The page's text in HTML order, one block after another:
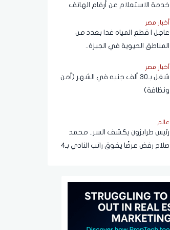
خدمة الاستعلام عن أرقام الهاتف
المحمول المسجلة باسم المستخدم
عبر تطبيق My NTRA
أخبار مصر
عاجل | قطع المياه غدا بعدد من
المناطق الحيوية في الجيزة..
احتياجاتهم
أخبار مصر
شغل بـ30 ألف جنيه في الشهر (أمن
ونظافة)
عالم
رئيس طرابزون يكشف السر.. محمد
صلاح رفض عرضًا يفوق راتب النادي بـ4